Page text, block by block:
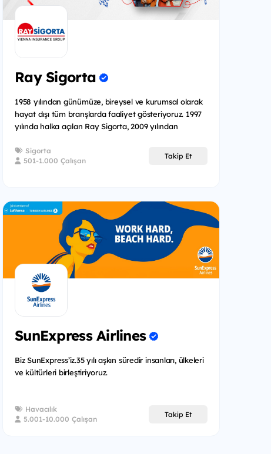
Ray Sigorta
1958 yılından günümüze, bireysel ve kurumsal olarak
hayat dışı tüm branşlarda faaliyet gösteriyoruz. 1997
yılında halka açılan Ray Sigorta, 2009 yılından
Sigorta
501-1.000 Çalışan
Takip Et
SunExpress Airlines
Biz SunExpress’iz.35 yılı aşkın süredir insanları, ülkeleri
ve kültürleri birleştiriyoruz.
Havacılık
5.001-10.000 Çalışan
Takip Et